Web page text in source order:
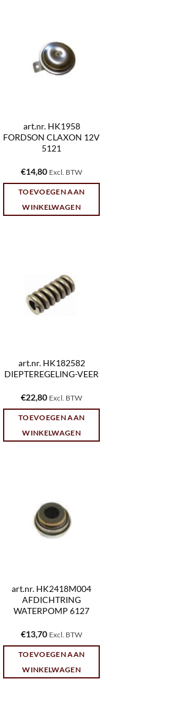
art.nr. HK1958
FORDSON CLAXON 12V
5121
€14,80 Excl. BTW
TOEVOEGEN AAN
WINKELWAGEN
art.nr. HK182582
DIEPTEREGELING-VEER
€22,80 Excl. BTW
TOEVOEGEN AAN
WINKELWAGEN
art.nr. HK2418M004
AFDICHTRING
WATERPOMP 6127
€13,70 Excl. BTW
TOEVOEGEN AAN
WINKELWAGEN